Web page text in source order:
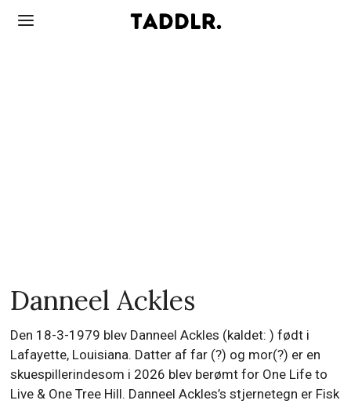
Danneel Ackles
Den 18-3-1979 blev Danneel Ackles (kaldet: ) født i
Lafayette, Louisiana. Datter af far (?) og mor(?) er en
skuespillerindesom i 2026 blev berømt for One Life to
Live & One Tree Hill. Danneel Ackles’s stjernetegn er Fisk